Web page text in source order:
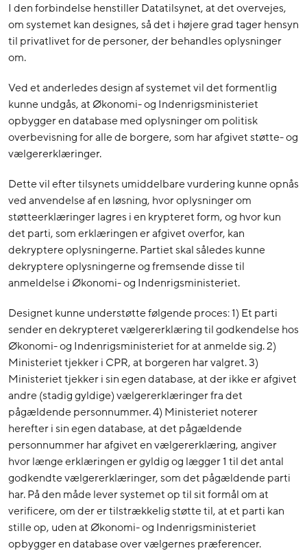
I den forbindelse henstiller Datatilsynet, at det overvejes,
om systemet kan designes, så det i højere grad tager hensyn
til privatlivet for de personer, der behandles oplysninger
om.
Ved et anderledes design af systemet vil det formentlig
kunne undgås, at Økonomi- og Indenrigsministeriet
opbygger en database med oplysninger om politisk
overbevisning for alle de borgere, som har afgivet støtte- og
vælgererklæringer.
Dette vil efter tilsynets umiddelbare vurdering kunne opnås
ved anvendelse af en løsning, hvor oplysninger om
støtteerklæringer lagres i en krypteret form, og hvor kun
det parti, som erklæringen er afgivet overfor, kan
dekryptere oplysningerne. Partiet skal således kunne
dekryptere oplysningerne og fremsende disse til
anmeldelse i Økonomi- og Indenrigsministeriet.
Designet kunne understøtte følgende proces: 1) Et parti
sender en dekrypteret vælgererklæring til godkendelse hos
Økonomi- og Indenrigsministeriet for at anmelde sig. 2)
Ministeriet tjekker i CPR, at borgeren har valgret. 3)
Ministeriet tjekker i sin egen database, at der ikke er afgivet
andre (stadig gyldige) vælgererklæringer fra det
pågældende personnummer. 4) Ministeriet noterer
herefter i sin egen database, at det pågældende
personnummer har afgivet en vælgererklæring, angiver
hvor længe erklæringen er gyldig og lægger 1 til det antal
godkendte vælgererklæringer, som det pågældende parti
har. På den måde lever systemet op til sit formål om at
verificere, om der er tilstrækkelig støtte til, at et parti kan
stille op, uden at Økonomi- og Indenrigsministeriet
opbygger en database over vælgernes præferencer.